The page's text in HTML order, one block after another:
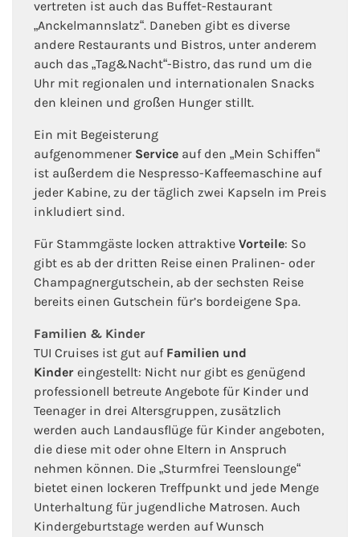
vertreten ist auch das Buffet-Restaurant
„Anckelmannslatz“. Daneben gibt es diverse
andere Restaurants und Bistros, unter anderem
auch das „Tag&Nacht“-Bistro, das rund um die
Uhr mit regionalen und internationalen Snacks
den kleinen und großen Hunger stillt.
Ein mit Begeisterung
aufgenommener Service auf den „Mein Schiffen“
ist außerdem die Nespresso-Kaffeemaschine auf
jeder Kabine, zu der täglich zwei Kapseln im Preis
inkludiert sind.
Für Stammgäste locken attraktive Vorteile: So
gibt es ab der dritten Reise einen Pralinen- oder
Champagnergutschein, ab der sechsten Reise
bereits einen Gutschein für’s bordeigene Spa.
Familien & Kinder
TUI Cruises ist gut auf Familien und
Kinder eingestellt: Nicht nur gibt es genügend
professionell betreute Angebote für Kinder und
Teenager in drei Altersgruppen, zusätzlich
werden auch Landausflüge für Kinder angeboten,
die diese mit oder ohne Eltern in Anspruch
nehmen können. Die „Sturmfrei Teenslounge“
bietet einen lockeren Treffpunkt und jede Menge
Unterhaltung für jugendliche Matrosen. Auch
Kindergeburtstage werden auf Wunsch